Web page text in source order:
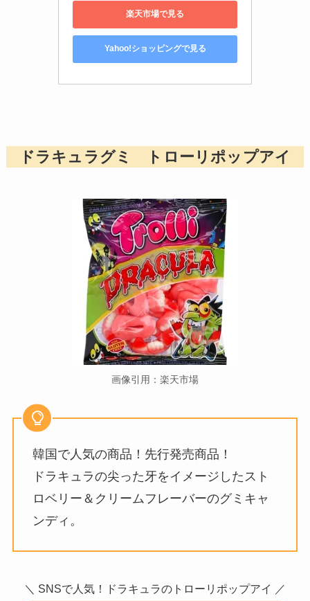
楽天市場で見る
Yahoo!ショッピングで見る
ドラキュラグミ トローリポップアイ
画像引用：楽天市場
韓国で人気の商品！先行発売商品！
ドラキュラの尖った牙をイメージしたスト
ロベリー＆クリームフレーバーのグミキャ
ンディ。
＼ SNSで人気！ドラキュラのトローリポップアイ ／